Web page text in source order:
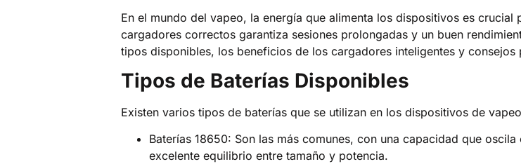
En el mundo del vapeo, la energía que alimenta los dispositivos es
cargadores correctos garantiza sesiones prolongadas y un buen
tipos disponibles, los beneficios de los cargadores inteligentes y
Tipos de Baterías Disponibles
Existen varios tipos de baterías que se utilizan en los dispositivos de
Baterías 18650: Son las más comunes, con una capacidad que
excelente equilibrio entre tamaño y potencia.